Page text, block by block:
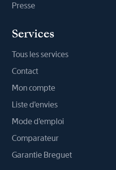
Presse
Services
Tous les services
Contact
Mon compte
Liste d'envies
Mode d'emploi
Comparateur
Garantie Breguet